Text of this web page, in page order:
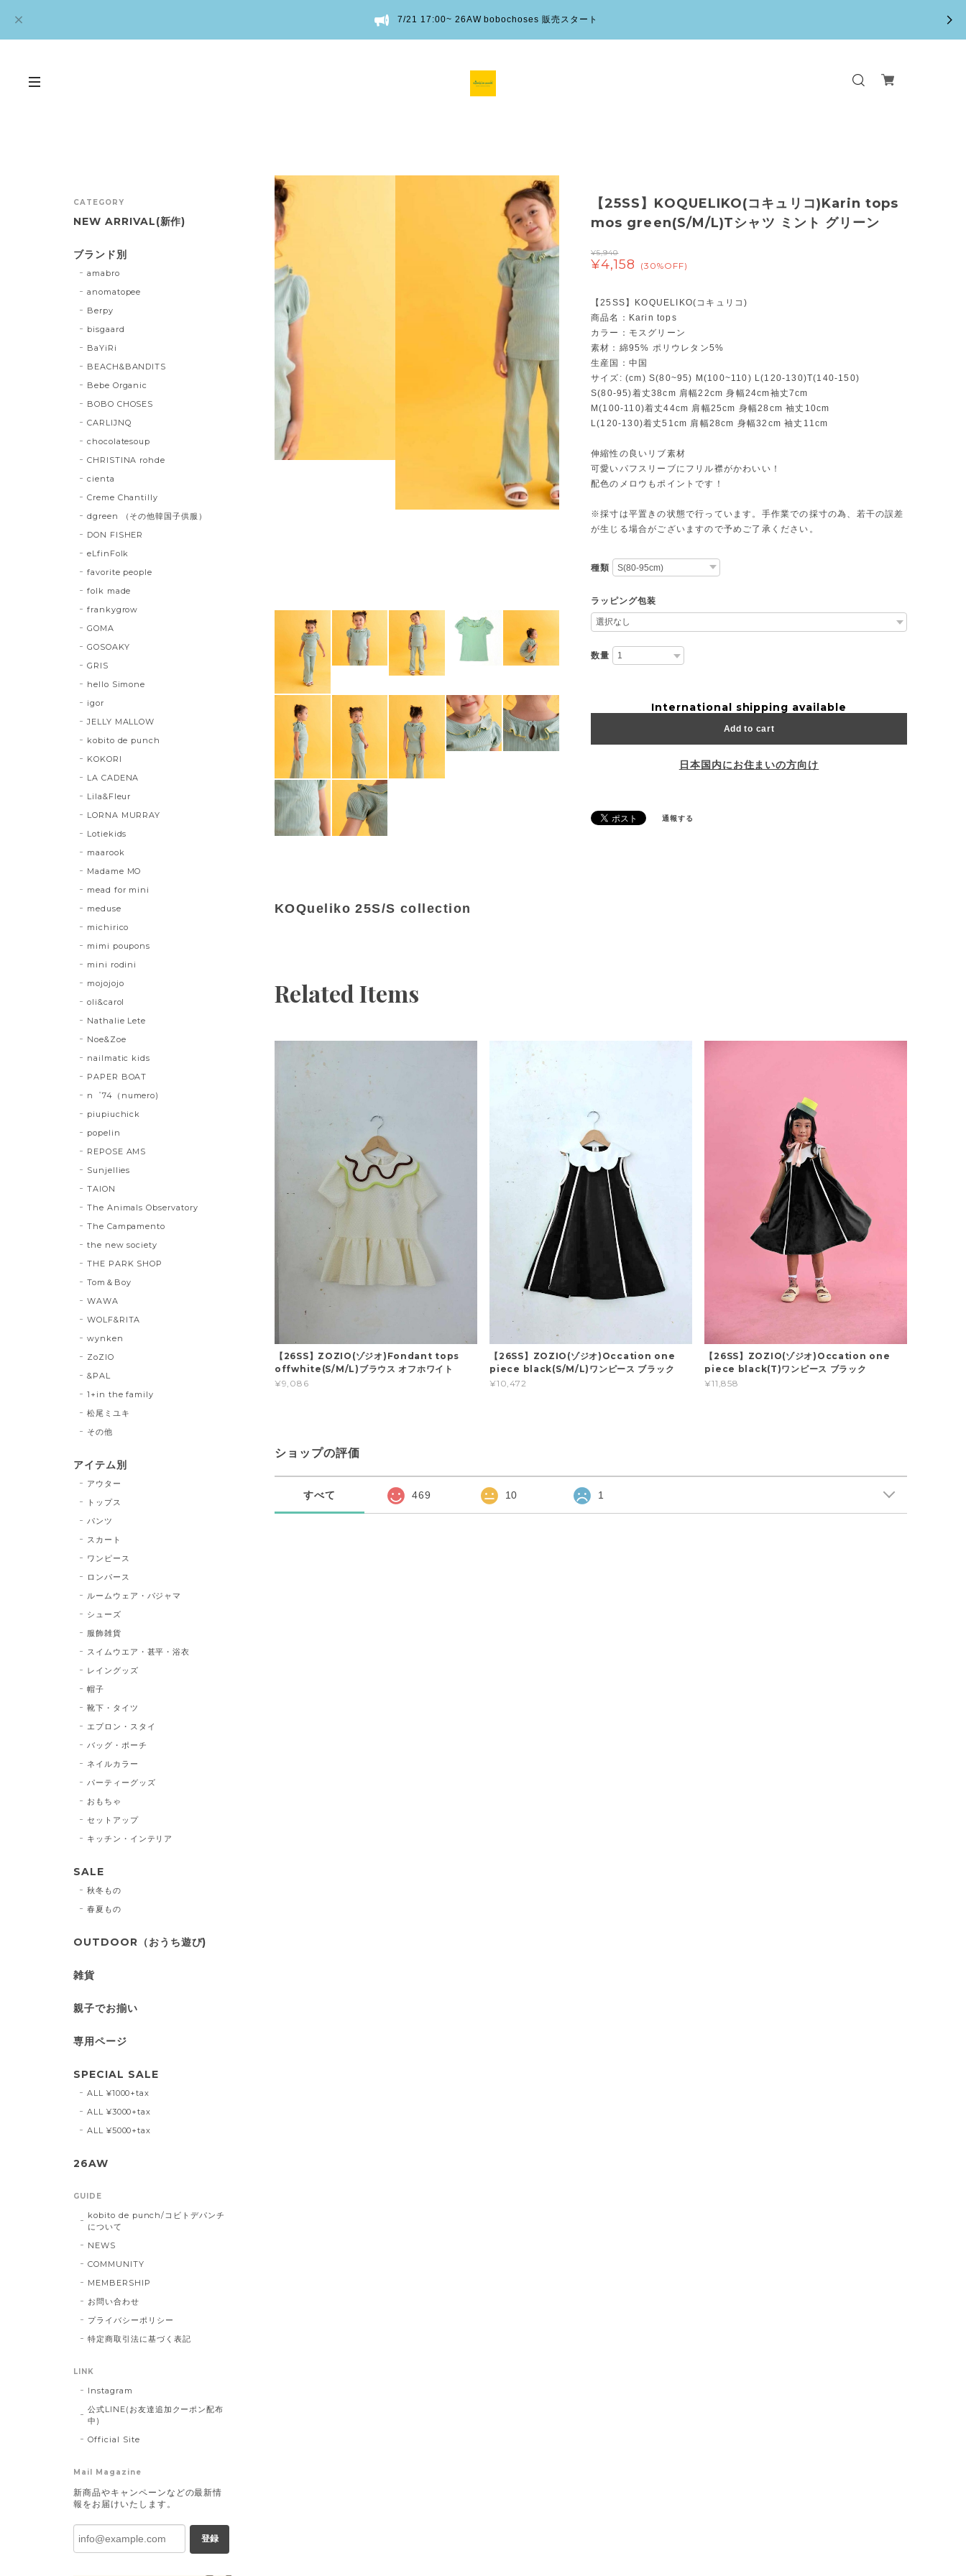
7/21 17:00~ 26AW bobochoses 販売スタート
【25SS】KOQUELIKO(コキュリコ)Karin tops
mos green(S/M/L)Tシャツ ミント グリーン
¥5,940
¥4,158 (30%OFF)
【25SS】KOQUELIKO(コキュリコ)
商品名：Karin tops
カラー：モスグリーン
素材：綿95% ポリウレタン5%
生産国：中国
サイズ: (cm) S(80~95) M(100~110) L(120-130)T(140-150)
S(80-95)着丈38cm 肩幅22cm 身幅24cm袖丈7cm
M(100-110)着丈44cm 肩幅25cm 身幅28cm 袖丈10cm
L(120-130)着丈51cm 肩幅28cm 身幅32cm 袖丈11cm
伸縮性の良いリブ素材
可愛いパフスリーブにフリル襟がかわいい！
配色のメロウもポイントです！
※採寸は平置きの状態で行っています。手作業での採寸の為、若干の誤差
が生じる場合がございますので予めご了承ください。
種類
ラッピング包装
数量
International shipping available
Add to cart
日本国内にお住まいの方向け
通報する
KOQueliko 25S/S collection
Related Items
【26SS】ZOZIO(ゾジオ)Fondant tops
offwhite(S/M/L)ブラウス オフホワイト
¥9,086
【26SS】ZOZIO(ゾジオ)Occation one
piece black(S/M/L)ワンピース ブラック
¥10,472
【26SS】ZOZIO(ゾジオ)Occation one
piece black(T)ワンピース ブラック
¥11,858
ショップの評価
すべて 469 10 1
CATEGORY
NEW ARRIVAL(新作)
ブランド別
amabro
anomatopee
Berpy
bisgaard
BaYiRi
BEACH&BANDITS
Bebe Organic
BOBO CHOSES
CARLIJNQ
chocolatesoup
CHRISTINA rohde
cienta
Creme Chantilly
dgreen （その他韓国子供服）
DON FISHER
eLfinFolk
favorite people
folk made
frankygrow
GOMA
GOSOAKY
GRIS
hello Simone
igor
JELLY MALLOW
kobito de punch
KOKORI
LA CADENA
Lila&Fleur
LORNA MURRAY
Lotiekids
maarook
Madame MO
mead for mini
meduse
michirico
mimi poupons
mini rodini
mojojojo
oli&carol
Nathalie Lete
Noe&Zoe
nailmatic kids
PAPER BOAT
n゜74（numero)
piupiuchick
popelin
REPOSE AMS
Sunjellies
TAION
The Animals Observatory
The Campamento
the new society
THE PARK SHOP
Tom＆Boy
WAWA
WOLF&RITA
wynken
ZoZIO
&PAL
1+in the family
松尾ミユキ
その他
アイテム別
アウター
トップス
パンツ
スカート
ワンピース
ロンパース
ルームウェア・パジャマ
シューズ
服飾雑貨
スイムウエア・甚平・浴衣
レイングッズ
帽子
靴下・タイツ
エプロン・スタイ
バッグ・ポーチ
ネイルカラー
パーティーグッズ
おもちゃ
セットアップ
キッチン・インテリア
SALE
秋冬もの
春夏もの
OUTDOOR（おうち遊び)
雑貨
親子でお揃い
専用ページ
SPECIAL SALE
ALL ¥1000+tax
ALL ¥3000+tax
ALL ¥5000+tax
26AW
GUIDE
kobito de punch/コビトデパンチ
について
NEWS
COMMUNITY
MEMBERSHIP
お問い合わせ
プライバシーポリシー
特定商取引法に基づく表記
LINK
Instagram
公式LINE(お友達追加クーポン配布
中)
Official Site
Mail Magazine
新商品やキャンペーンなどの最新情
報をお届けいたします。
登録